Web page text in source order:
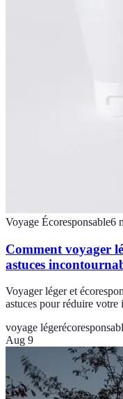
Voyage Écoresponsable6
Comment voyager
astuces
Voyager léger et
astuces pour réduire
voyage léger
Aug 9